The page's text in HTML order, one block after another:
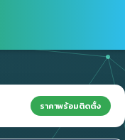
ราคาพร้อมติดตั้ง